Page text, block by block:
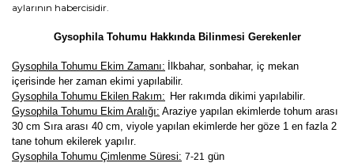
aylarının habercisidir.
Gysophila Tohumu Hakkında Bilinmesi Gerekenler
Gysophila Tohumu Ekim Zamanı:
İlkbahar, sonbahar, iç mekan
içerisinde her zaman ekimi yapılabilir.
Gysophila Tohumu Ekilen Rakım: Her rakımda dikimi yapılabilir.
Gysophila Tohumu Ekim Aralığı: Araziye yapılan ekimlerde tohum arası
30 cm Sıra arası 40 cm, viyole yapılan ekimlerde her göze 1 en fazla 2
tane tohum ekilerek yapılır.
Gysophila Tohumu Çimlenme Süresi: 7-21 gün